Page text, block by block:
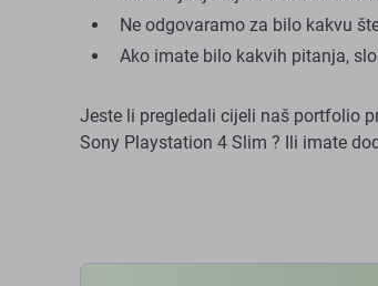
Ne odgovaramo za bilo kakvu
Ako imate bilo kakvih pitanja,
Jeste li pregledali cijeli naš portfolio
Sony Playstation 4 Slim ? Ili imate